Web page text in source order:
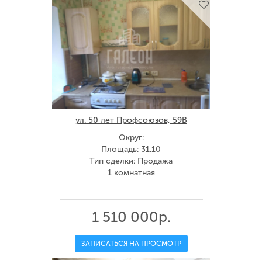
ул. 50 лет Профсоюзов, 59В
Округ:
Площадь: 31.10
Тип сделки: Продажа
1 комнатная
1 510 000р.
ЗАПИСАТЬСЯ НА ПРОСМОТР